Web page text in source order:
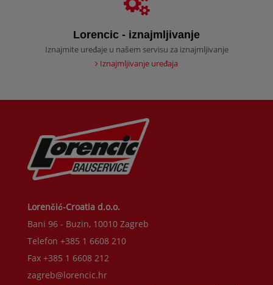
Lorencic - iznajmljivanje
Iznajmite uređaje u našem servisu za iznajmljivanje
Iznajmljivanje uređaja
Lorenčić-Croatia d.o.o.
Bani 96 - Buzin, 10010 Zagreb
Telefon +385 1 6608 210
Fax +385 1 6608 212
zagreb@lorencic.hr